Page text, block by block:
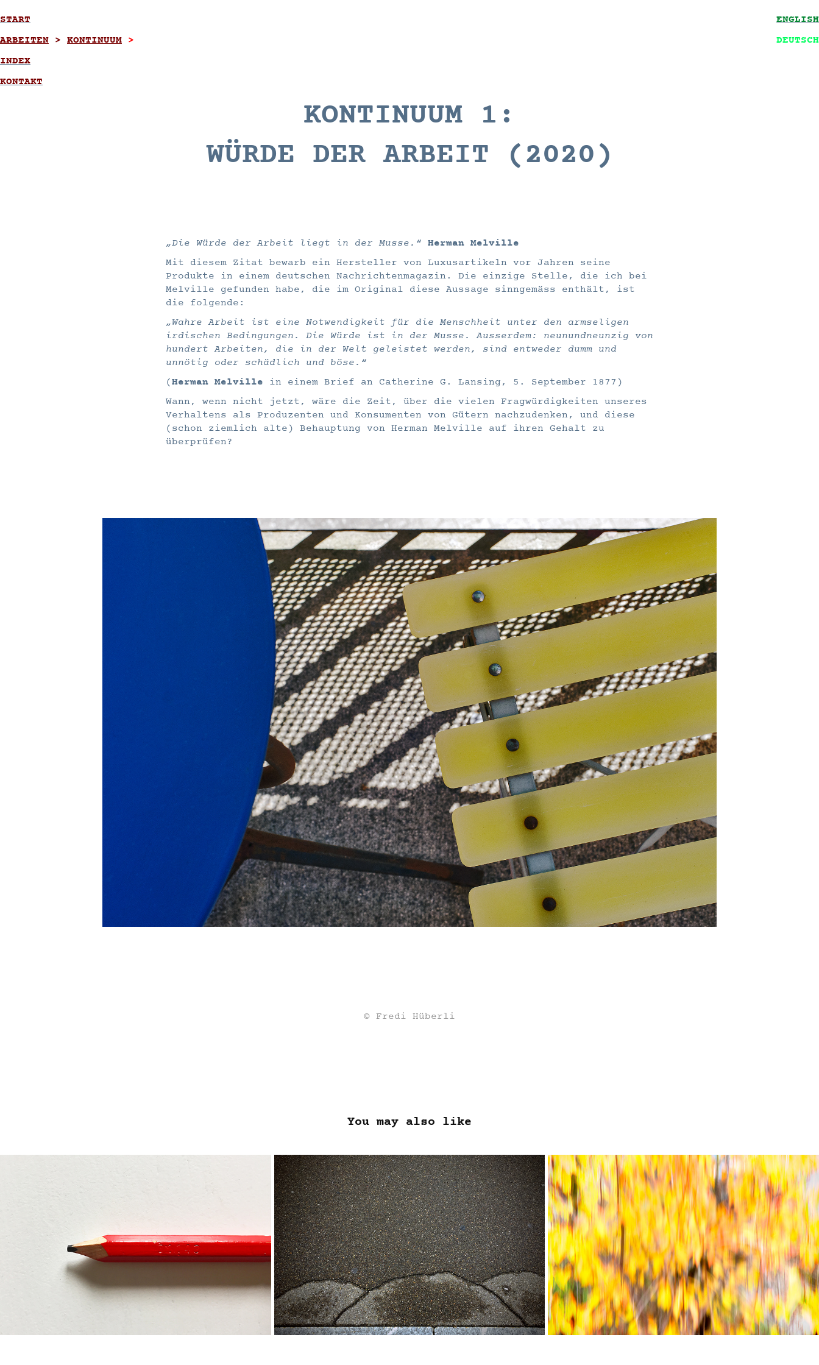
START
ARBEITEN > KONTINUUM >
INDEX
KONTAKT
ENGLISH
DEUTSCH
KONTINUUM 1:
WÜRDE DER ARBEIT (2020)
„Die Würde der Arbeit liegt in der Musse.“ Herman Melville
Mit diesem Zitat bewarb ein Hersteller von Luxusartikeln vor Jahren seine
Produkte in einem deutschen Nachrichtenmagazin. Die einzige Stelle, die ich bei
Melville gefunden habe, die im Original diese Aussage sinngemäss enthält, ist
die folgende:
„Wahre Arbeit ist eine Notwendigkeit für die Menschheit unter den armseligen
irdischen Bedingungen. Die Würde ist in der Musse. Ausserdem: neunundneunzig von
hundert Arbeiten, die in der Welt geleistet werden, sind entweder dumm und
unnötig oder schädlich und böse.“
(Herman Melville in einem Brief an Catherine G. Lansing, 5. September 1877)
Wann, wenn nicht jetzt, wäre die Zeit, über die vielen Fragwürdigkeiten unseres
Verhaltens als Produzenten und Konsumenten von Gütern nachzudenken, und diese
(schon ziemlich alte) Behauptung von Herman Melville auf ihren Gehalt zu
überprüfen?
© Fredi Hüberli
You may also like
KONTINUUM 3: ARBEIT IST
BEWEGUNG (2020)
KONTINUUM 2: NACH DEM REGEN
(2020)
KONTINUUM 4:
NOVEMBERTAGE (2020)